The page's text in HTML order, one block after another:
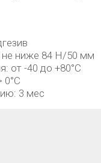
не ниже 84 Н/50 мм
от -40 до +80°C
3 мес